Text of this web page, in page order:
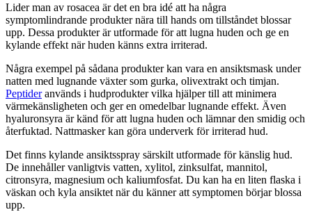
Lider man av rosacea är det en bra idé att ha några
symptomlindrande produkter nära till hands om tillståndet blossar
upp. Dessa produkter är utformade för att lugna huden och ge en
kylande effekt när huden känns extra irriterad.
Några exempel på sådana produkter kan vara en ansiktsmask under
natten med lugnande växter som gurka, olivextrakt och timjan.
Peptideranvänds i hudprodukter vilka hjälper till att minimera
värmekänsligheten och ger en omedelbar lugnande effekt. Även
hyaluronsyra är känd för att lugna huden och lämnar den smidig och
återfuktad. Nattmasker kan göra underverk för irriterad hud.
Det finns kylande ansiktsspray särskilt utformade för känslig hud.
De innehåller vanligtvis vatten, xylitol, zinksulfat, mannitol,
citronsyra, magnesium och kaliumfosfat. Du kan ha en liten flaska i
väskan och kyla ansiktet när du känner att symptomen börjar blossa
upp.